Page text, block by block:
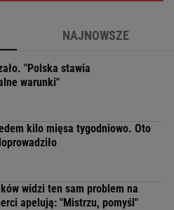
NAJNOWSZE
"Polska stawia
warunki"
kilo mięsa tygodniowo. Oto
widzi ten sam problem na
apelują: "Mistrzu, pomyśl"